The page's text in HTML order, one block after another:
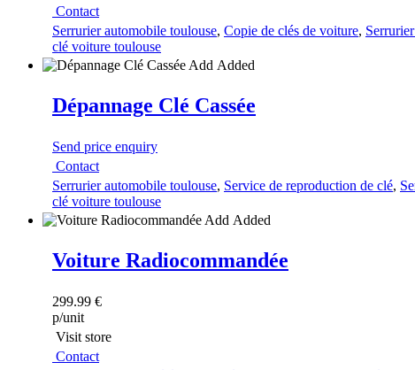
Contact
Serrurier automobile toulouse, Copie de clés de voiture,
clé voiture toulouse
Add Added
Dépannage Clé Cassée
Send price enquiry
Contact
Serrurier automobile toulouse, Service de reproduction de clé,
clé voiture toulouse
Add Added
Voiture Radiocommandée
299.99 €
p/unit
Visit store
Contact